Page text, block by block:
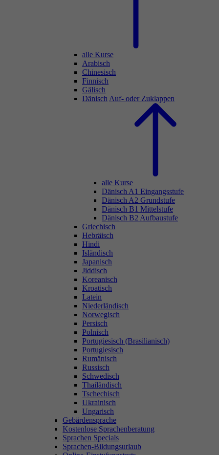
alle Kurse
Arabisch
Chinesisch
Finnisch
Gälisch
Dänisch Auf- oder Zuklappen
alle Kurse
Dänisch A1 Eingangsstufe
Dänisch A2 Grundstufe
Dänisch B1 Mittelstufe
Dänisch B2 Aufbaustufe
Griechisch
Hebräisch
Hindi
Isländisch
Japanisch
Jiddisch
Koreanisch
Kroatisch
Latein
Niederländisch
Norwegisch
Persisch
Polnisch
Portugiesisch (Brasilianisch)
Portugiesisch
Rumänisch
Russisch
Schwedisch
Thailändisch
Tschechisch
Ukrainisch
Ungarisch
Gebärdensprache
Kostenlose Sprachenberatung
Sprachen Specials
Sprachen-Bildungsurlaub